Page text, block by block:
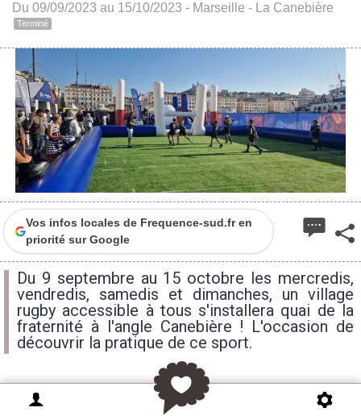
Du 09/09/2023 au 15/10/2023 - Marseille - La Canebière
Terminé
Vos infos locales de Frequence-sud.fr en
priorité sur Google
Du 9 septembre au 15 octobre les mercredis,
vendredis, samedis et dimanches, un village
rugby accessible à tous s'installera quai de la
fraternité à l'angle Canebière ! L'occasion de
découvrir la pratique de ce sport.
Initiation au rugby sur un terrain en gazon